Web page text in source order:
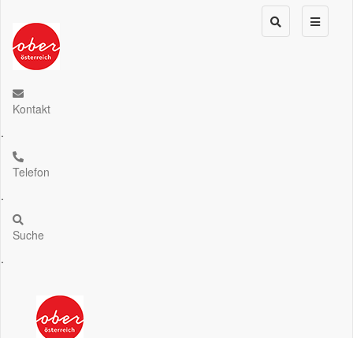
Kontakt
.
Telefon
.
Suche
.